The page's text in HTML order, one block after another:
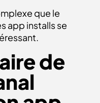
que le
app installs se
de